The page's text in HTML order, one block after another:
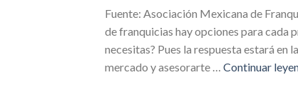
Fuente: Asociación Mexicana de
de franquicias hay opciones para cada
necesitas? Pues la respuesta estará en
mercado y asesorarte … Continuar